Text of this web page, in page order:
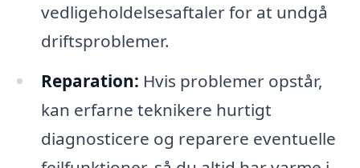
vedligeholdelsesaftaler for at undgå
driftsproblemer.
Reparation: Hvis problemer opstår,
kan erfarne teknikere hurtigt
diagnosticere og reparere eventuelle